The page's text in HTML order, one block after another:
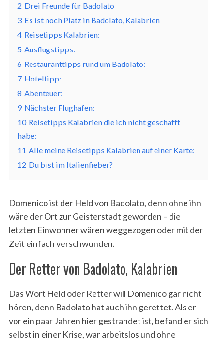
2 Drei Freunde für Badolato
3 Es ist noch Platz in Badolato, Kalabrien
4 Reisetipps Kalabrien:
5 Ausflugstipps:
6 Restauranttipps rund um Badolato:
7 Hoteltipp:
8 Abenteuer:
9 Nächster Flughafen:
10 Reisetipps Kalabrien die ich nicht geschafft
habe:
11 Alle meine Reisetipps Kalabrien auf einer Karte:
12 Du bist im Italienfieber?
Domenico ist der Held von Badolato, denn ohne ihn
wäre der Ort zur Geisterstadt geworden – die
letzten Einwohner wären weggezogen oder mit der
Zeit einfach verschwunden.
Der Retter von Badolato, Kalabrien
Das Wort Held oder Retter will Domenico gar nicht
hören, denn Badolato hat auch ihn gerettet. Als er
vor ein paar Jahren hier gestrandet ist, befand er sich
selbst in einer Krise, war arbeitslos und ohne